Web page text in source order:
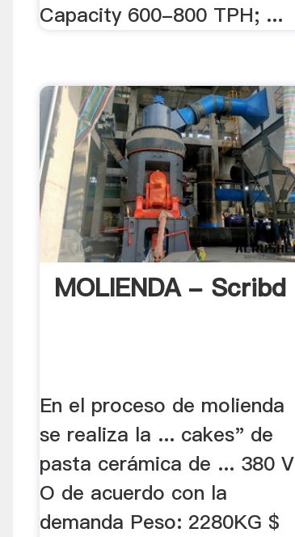
Capacity 600-800 TPH; ...
MOLIENDA - Scribd
En el proceso de molienda
se realiza la ... cakes" de
pasta cerámica de ... 380 V
O de acuerdo con la
demanda Peso: 2280KG $